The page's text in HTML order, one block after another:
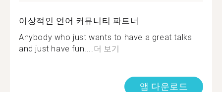
이상적인 언어 커뮤니티 파트너
Anybody who just wants to have a great talks
and just have fun....더 보기
앱 다운로드